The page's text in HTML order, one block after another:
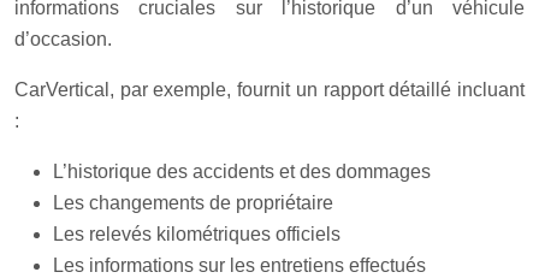
informations cruciales sur l’historique d’un véhicule
d’occasion.
CarVertical, par exemple, fournit un rapport détaillé incluant
:
L’historique des accidents et des dommages
Les changements de propriétaire
Les relevés kilométriques officiels
Les informations sur les entretiens effectués